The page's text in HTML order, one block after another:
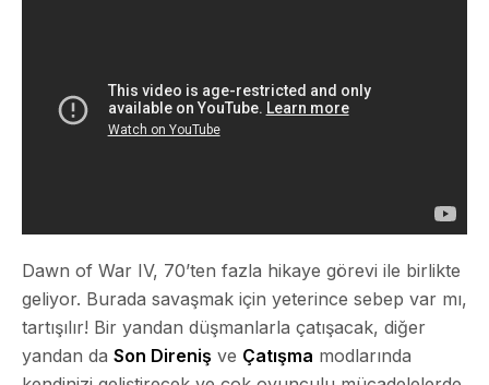
Dawn of War IV, 70’ten fazla hikaye görevi ile birlikte
geliyor. Burada savaşmak için yeterince sebep var mı,
tartışılır! Bir yandan düşmanlarla çatışacak, diğer
yandan da Son Direniş ve Çatışma modlarında